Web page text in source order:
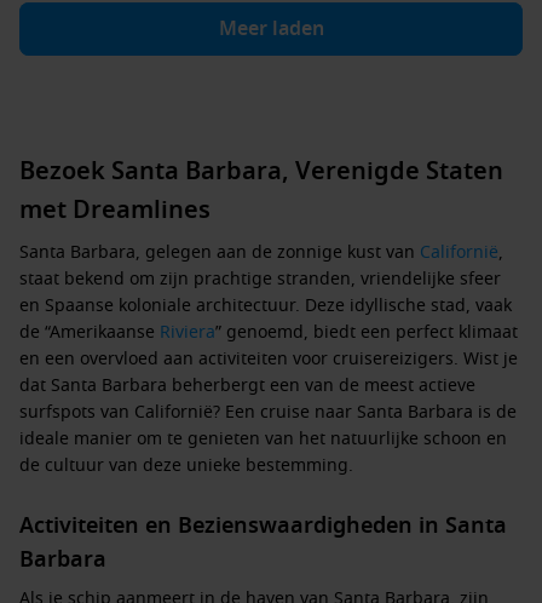
Meer laden
Bezoek Santa Barbara, Verenigde Staten
met Dreamlines
Santa Barbara, gelegen aan de zonnige kust van Californië,
staat bekend om zijn prachtige stranden, vriendelijke sfeer
en Spaanse koloniale architectuur. Deze idyllische stad, vaak
de “Amerikaanse Riviera” genoemd, biedt een perfect klimaat
en een overvloed aan activiteiten voor cruisereizigers. Wist je
dat Santa Barbara beherbergt een van de meest actieve
surfspots van Californië? Een cruise naar Santa Barbara is de
ideale manier om te genieten van het natuurlijke schoon en
de cultuur van deze unieke bestemming.
Activiteiten en Bezienswaardigheden in Santa
Barbara